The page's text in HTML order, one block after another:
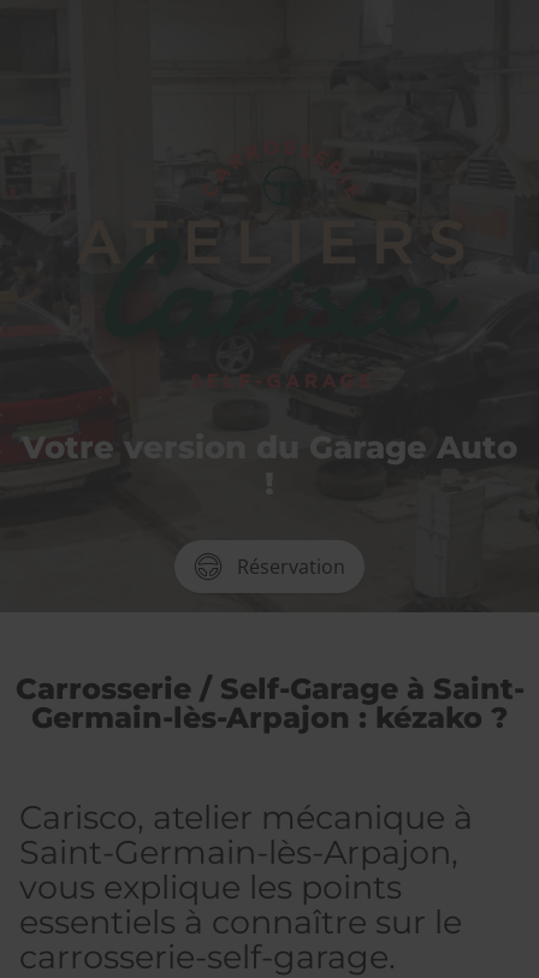
Votre version du Garage Auto
Réservation
Carrosserie / Self-Garage à Saint-
Germain-lès-Arpajon : kézako ?
Carisco, atelier mécanique à
Saint-Germain-lès-Arpajon,
vous explique les points
essentiels à connaître sur le
carrosserie-self-garage.